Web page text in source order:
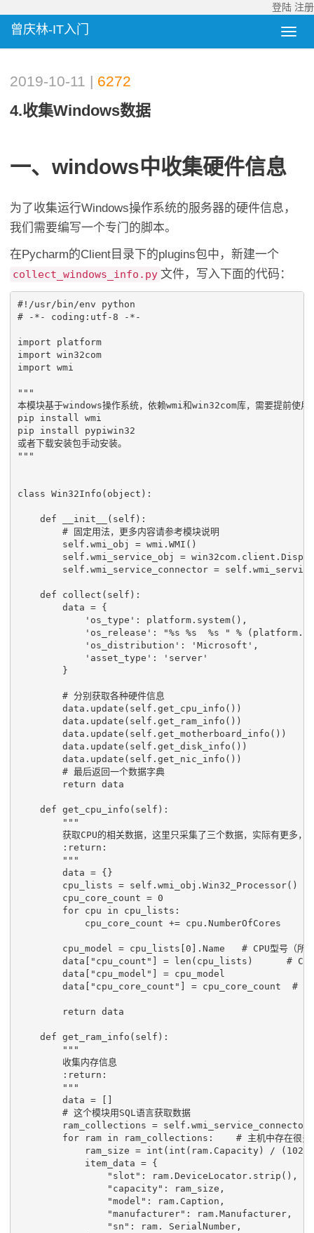
登陆 注册
曾庆林-IT入门
2019-10-11 | 6272
4.收集Windows数据
一、windows中收集硬件信息
为了收集运行Windows操作系统的服务器的硬件信息，
我们需要编写一个专门的脚本。
在Pycharm的Client目录下的plugins包中，新建一个
collect_windows_info.py 文件，写入下面的代码：
#!/usr/bin/env python
# -*- coding:utf-8 -*-
import
platform
import win32com
import wmi
"""
本模块基于windows操作系统，依赖wmi和win32com库，需要提前使
pip install wmi
pip install pypiwin32
或者下载安装包手动安装。
"""
class Win32Info ( object ):
def __init__ ( self ):
# 固定用法，更多内容请参考模块说明
self . wmi_obj = wmi . WMI ()
self . wmi_service_obj = win32com. client .
self . wmi_service_connector = self .
def collect ( self ):
data =
{
'os_type' : platform. system(),
'os_release' : "%s %s %s " % ( platform.
'os_distribution' : 'Microsoft' ,
'asset_type' :
'server'
}
# 分别获取各种硬件信息
data . update ( self . get_cpu_info ())
data . update ( self . get_ram_info ())
data . update ( self . get_motherboard_info ())
data . update ( self . get_disk_info ())
data . update ( self . get_nic_info ())
# 最后返回一个数据字典
return data
def get_cpu_info ( self ):
"""
获取CPU的相关数据，这里只采集了三个数据，实际有更多，
        :return:
        """
data =
{}
cpu_lists = self . wmi_obj . Win32_Processor()
cpu_core_count = 0
for
cpu in cpu_lists :
cpu_core_count += cpu . NumberOfCores
cpu_model = cpu_lists 0 . Name
# CPU型号（所
data
"cpu_count" = len ( cpu_lists )
#
data
"cpu_model" =
cpu_model
data
"cpu_core_count" = cpu_core_count #
return data
def get_ram_info ( self ):
"""
        收集内存信息
        :return:
        """
data =
# 这个模块用SQL语言获取数据
ram_collections = self . wmi_service_connector
for
ram in ram_collections :
# 主机中存在很多
ram_size = int ( int ( ram. Capacity) / ( 1024
item_data =
{
"slot" : ram. DeviceLocator. strip (),
"capacity" : ram_size ,
"model" : ram. Caption ,
"manufacturer" : ram. Manufacturer,
"sn" : ram. SerialNumber,